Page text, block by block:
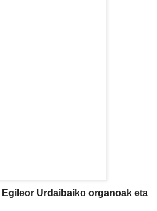
Egileor Urdaibaiko organoak eta